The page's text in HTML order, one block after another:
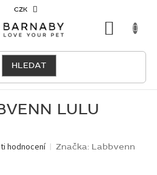
CZK
HLEDAT
LULU
hodnocení Značka: Labbvenn